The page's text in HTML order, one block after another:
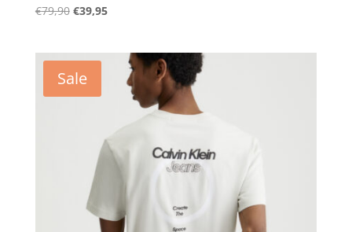
€79,90 Oorspronkelijke
€79,90.
€39,95Huidige
€39,95.
Sale